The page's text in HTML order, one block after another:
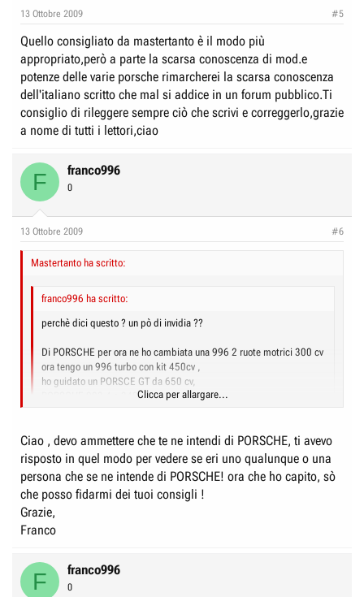
13 Ottobre 2009 #5
Quello consigliato da mastertanto è il modo più
appropriato,però a parte la scarsa conoscenza di mod.e
potenze delle varie porsche rimarcherei la scarsa conoscenza
dell'italiano scritto che mal si addice in un forum pubblico.Ti
consiglio di rileggere sempre ciò che scrivi e correggerlo,grazie
a nome di tutti i lettori,ciao
F franco996
0
13 Ottobre 2009 #6
Mastertanto ha scritto:
franco996 ha scritto:
perchè dici questo ? un pò di invidia ??
Di PORSCHE per ora ne ho cambiata una 996 2 ruote motrici 300 cv
ora tengo un 996 turbo con kit 450cv ,
ho guidato un PORSCE GT da 650 cv,
PORSCHE 993 4 s 340 cv
Forse possiedi una topolino e volevi vendermela ??
ciao senza rancore.
No, nessun rancore per carità, e direi anche nessuna invidia... già non è
una cosa di cui soffro particolarmente, anche se certo un po' è umana,
ma poi in questo caso tanto meno, perchè la cosa continua a sembrarmi,
come dire, a credibilità limitata... quale sarebbe, ad es., la 993 4S da
340 cv ?
Io delle 993 aspirate ricordo una prima versione da 272 cv ed una
Allo stesso modo, quale sarebbe la GT da 650 cv..? neppure la Carrera
Clicca per allargare...
Ciao , devo ammettere che te ne intendi di PORSCHE, ti avevo
risposto in quel modo per vedere se eri uno qualunque o una
persona che se ne intende di PORSCHE! ora che ho capito, sò
che posso fidarmi dei tuoi consigli !
Grazie,
Franco
F franco996
0